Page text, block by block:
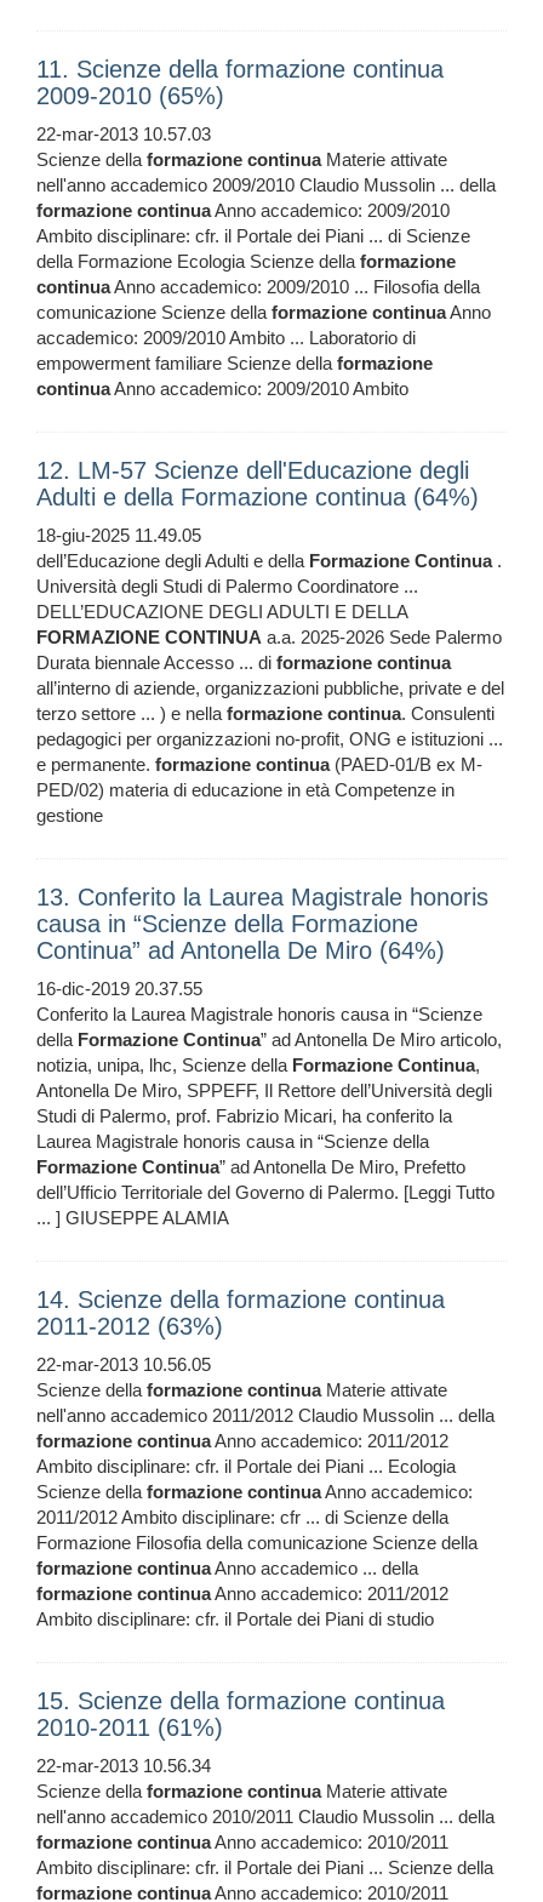
11. Scienze della formazione continua
2009-2010 (65%)
22-mar-2013 10.57.03
Scienze dellaformazione continuaMaterie attivate
nell'anno accademico 2009/2010 Claudio Mussolin ... della
formazione continuaAnno accademico: 2009/2010
Ambito disciplinare: cfr. il Portale dei Piani ... di Scienze
della Formazione Ecologia Scienze dellaformazione
continuaAnno accademico: 2009/2010 ... Filosofia della
comunicazione Scienze dellaformazione continuaAnno
accademico: 2009/2010 Ambito ... Laboratorio di
empowerment familiare Scienze dellaformazione
continuaAnno accademico: 2009/2010 Ambito
12. LM-57 Scienze dell'Educazione degli
Adulti e della Formazione continua (64%)
18-giu-2025 11.49.05
dell’Educazione degli Adulti e della Formazione Continua.
Università degli Studi di Palermo Coordinatore ...
DELL’EDUCAZIONE DEGLI ADULTI E DELLA
FORMAZIONE CONTINUA a.a. 2025-2026 Sede Palermo
Durata biennale Accesso ... di formazione continua
all’interno di aziende, organizzazioni pubbliche, private e del
terzo settore ... ) e nellaformazione continua. Consulenti
pedagogici per organizzazioni no-profit, ONG e istituzioni ...
e permanente. formazione continua(PAED-01/B ex M-
PED/02) materia di educazione in età Competenze in
gestione
13. Conferito la Laurea Magistrale honoris
causa in “Scienze della Formazione
Continua” ad Antonella De Miro (64%)
16-dic-2019 20.37.55
Conferito la Laurea Magistrale honoris causa in “Scienze
della Formazione Continua” ad Antonella De Miro articolo,
notizia, unipa, lhc, Scienze della Formazione Continua,
Antonella De Miro, SPPEFF, Il Rettore dell’Università degli
Studi di Palermo, prof. Fabrizio Micari, ha conferito la
Laurea Magistrale honoris causa in “Scienze della
Formazione Continua” ad Antonella De Miro, Prefetto
dell’Ufficio Territoriale del Governo di Palermo. [Leggi Tutto
... ] GIUSEPPE ALAMIA
14. Scienze della formazione continua
2011-2012 (63%)
22-mar-2013 10.56.05
Scienze dellaformazione continuaMaterie attivate
nell'anno accademico 2011/2012 Claudio Mussolin ... della
formazione continuaAnno accademico: 2011/2012
Ambito disciplinare: cfr. il Portale dei Piani ... Ecologia
Scienze dellaformazione continuaAnno accademico:
2011/2012 Ambito disciplinare: cfr ... di Scienze della
Formazione Filosofia della comunicazione Scienze della
formazione continuaAnno accademico ... della
formazione continuaAnno accademico: 2011/2012
Ambito disciplinare: cfr. il Portale dei Piani di studio
15. Scienze della formazione continua
2010-2011 (61%)
22-mar-2013 10.56.34
Scienze dellaformazione continuaMaterie attivate
nell'anno accademico 2010/2011 Claudio Mussolin ... della
formazione continuaAnno accademico: 2010/2011
Ambito disciplinare: cfr. il Portale dei Piani ... Scienze della
formazione continuaAnno accademico: 2010/2011